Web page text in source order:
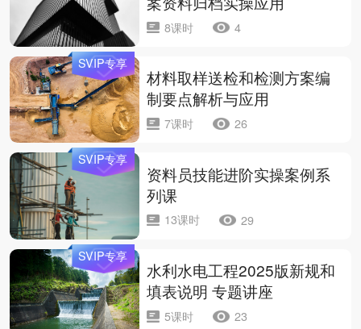
8课时 4
SVIP专享
材料取样送检和检测方案编
制要点解析与应用
7课时 26
SVIP专享
资料员技能进阶实操案例系
列课
13课时 29
SVIP专享
水利水电工程2025版新规和
填表说明 专题讲座
5课时 23